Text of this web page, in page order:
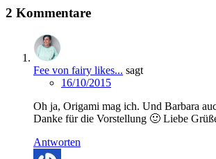
2 Kommentare
Fee von fairy likes... sagt
16/10/2015
Oh ja, Origami mag ich. Und Barbara
Danke für die Vorstellung 🙂 Liebe
Antworten